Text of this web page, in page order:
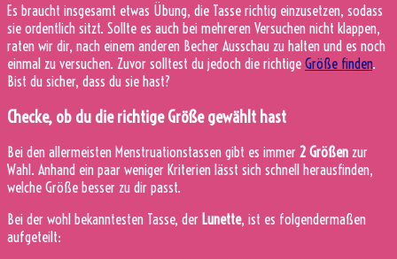
Es braucht insgesamt etwas Übung, die Tasse richtig einzusetzen, sodass
sie ordentlich sitzt. Sollte es auch bei mehreren Versuchen nicht klappen,
raten wir dir, nach einem anderen Becher Ausschau zu halten und es noch
einmal zu versuchen. Zuvor solltest du jedoch die richtige Größe finden.
Bist du sicher, dass du sie hast?
Checke, ob du die richtige Größe gewählt hast
Bei den allermeisten Menstruationstassen gibt es immer 2 Größen zur
Wahl. Anhand ein paar weniger Kriterien lässt sich schnell herausfinden,
welche Größe besser zu dir passt.
Bei der wohl bekanntesten Tasse, der Lunette, ist es folgendermaßen
aufgeteilt: